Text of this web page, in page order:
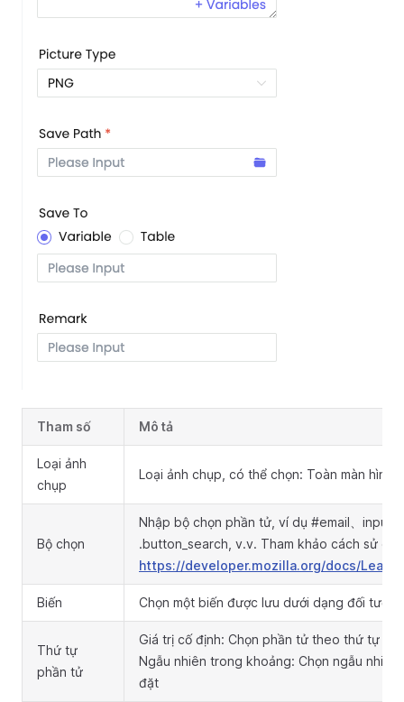
Tham số Mô tả
Loại ảnh
chụp
Loại ảnh chụp, có thể chọn: Toàn màn hình,
Bộ chọn
Nhập bộ chọn phần tử, ví dụ #email、
.button_search, v.v. Tham khảo cách sử
https://developer.mozilla.org/docs/Learn/
Biến Chọn một biến được lưu dưới dạng đối tượng
Thứ tự
phần tử
Giá trị cố định: Chọn phần tử theo thứ tự cố
Ngẫu nhiên trong khoảng: Chọn ngẫu
đặt